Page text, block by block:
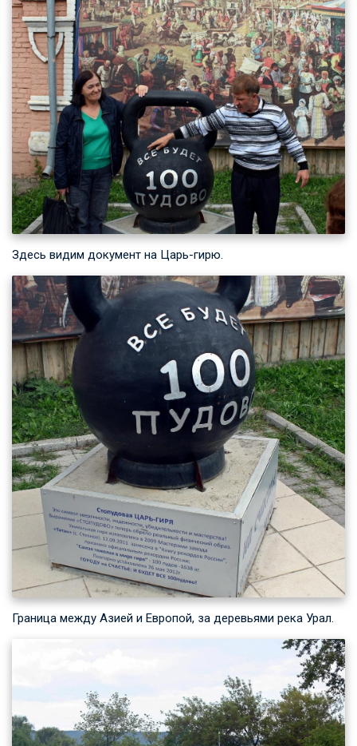
Здесь видим документ на Царь-гирю.
Граница между Азией и Европой, за деревьями река Урал.